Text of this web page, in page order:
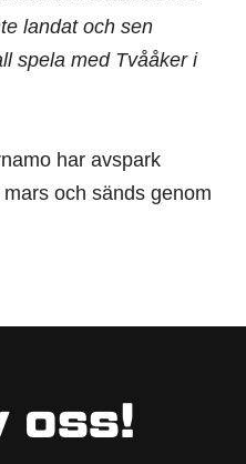
landat och sen
spela med Tvååker i
har avspark
och sänds genom
oss!